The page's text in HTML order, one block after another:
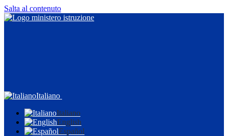
Salta al contenuto
Italiano
Italiano
English
Español